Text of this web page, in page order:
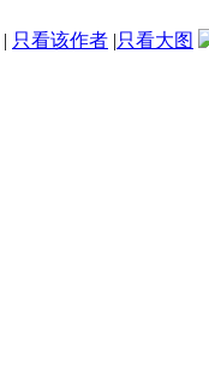
| 只看该作者 |只看大图